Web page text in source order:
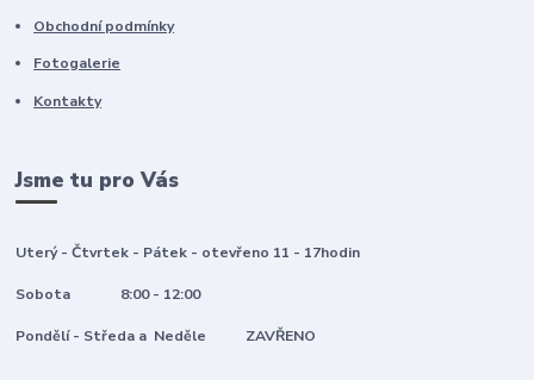
Obchodní podmínky
Fotogalerie
Kontakty
Jsme tu pro Vás
Uterý - Čtvrtek - Pátek - otevřeno 11 - 17hodin
Sobota 8:00 - 12:00
Pondělí - Středa a Neděle ZAVŘENO